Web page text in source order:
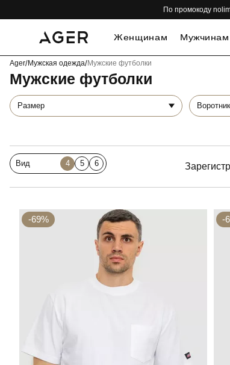
По промокоду
Женщинам Мужчинам
Ager/Мужская одежда/Мужские футболки
Мужские футболки
Размер Воротник
Вид 4 5 6
-69% -